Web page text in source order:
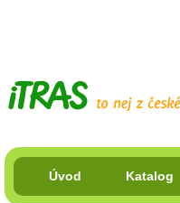
Úvod Katalog